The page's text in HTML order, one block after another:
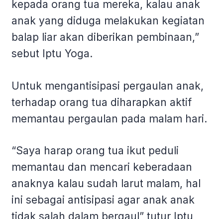
kepada orang tua mereka, kalau anak
anak yang diduga melakukan kegiatan
balap liar akan diberikan pembinaan,”
sebut Iptu Yoga.
Untuk mengantisipasi pergaulan anak,
terhadap orang tua diharapkan aktif
memantau pergaulan pada malam hari.
“Saya harap orang tua ikut peduli
memantau dan mencari keberadaan
anaknya kalau sudah larut malam, hal
ini sebagai antisipasi agar anak anak
tidak salah dalam bergaul” tutur Iptu